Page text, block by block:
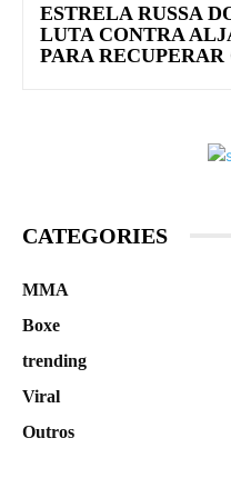
ESTRELA RUSSA
LUTA CONTRA
PARA
CATEGORIES
MMA
Boxe
trending
Viral
Outros